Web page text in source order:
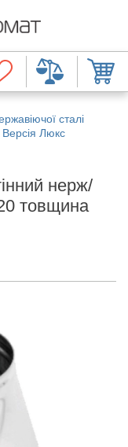
сталі
Версія Люкс
нерж/
товщина